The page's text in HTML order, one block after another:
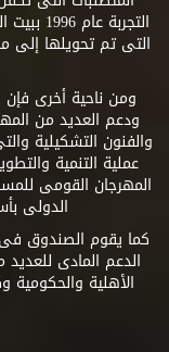
ومن ناحية أخرى فإن
ودعم العديد من
والفنون التشكيلية
عملية التنمية
المهرجان القومى
الدولى
كما يقوم الصندوق فى
الدعم المادى للعديد
الأهلية والحكومية